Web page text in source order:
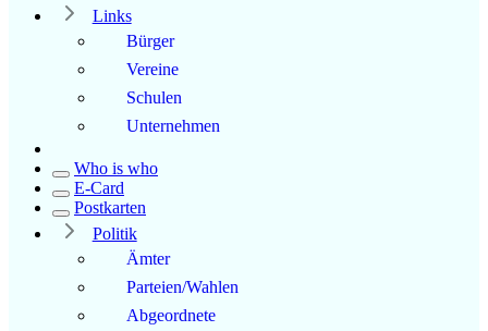
Links
Bürger
Vereine
Schulen
Unternehmen
Who is who
E-Card
Postkarten
Politik
Ämter
Parteien/Wahlen
Abgeordnete